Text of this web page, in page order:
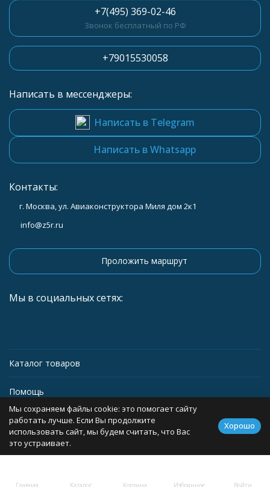
Главная Каталог Корзина Избранное Войти
+7(495) 369-02-46
Звонок бесплатный по РФ
+79015530058
Написать в мессенджеры:
Написать в Telegram
Написать в Whatsapp
Контакты:
г. Москва, ул. Авиаконструктора Миля дом 2к1
info@z5r.ru
Проложить маршрут
Мы в социальных сетях:
Каталог товаров
Помощь
Информация
Политика персональных данных
Мы сохраняем файлы cookie: это помогает сайту
работать лучше. Если Вы продолжите
использовать сайт, мы будем считать, что Вас
это устраивает.
Хорошо